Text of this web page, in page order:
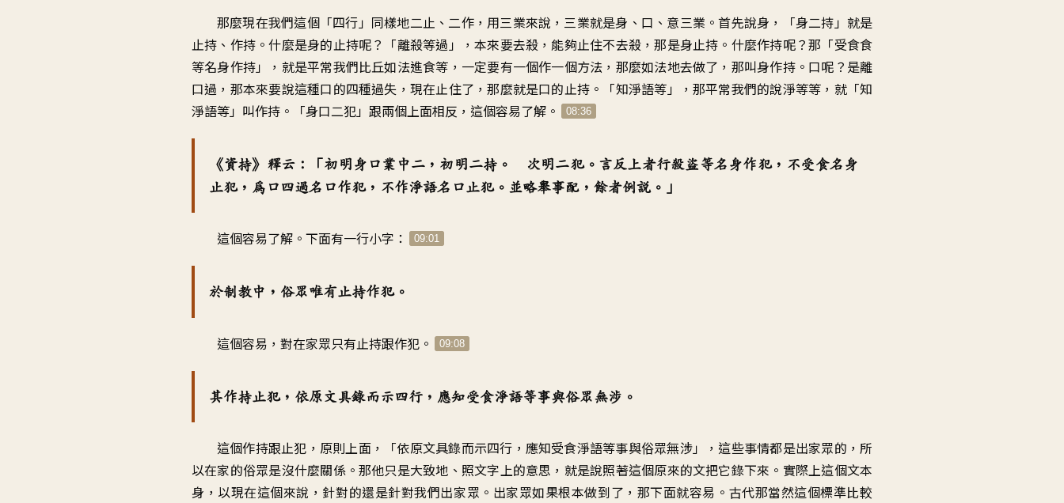
那麼現在我們這個「四行」同樣地二止、二作，用三業來說，三業就是身、口、意三業。首先說身，「身二持」就是
止持、作持。什麼是身的止持呢？「離殺等過」，本來要去殺，能夠止住不去殺，那是身止持。什麼作持呢？那「受食食
等名身作持」，就是平常我們比丘如法進食等，一定要有一個作一個方法，那麼如法地去做了，那叫身作持。口呢？是離
口過，那本來要說這種口的四種過失，現在止住了，那麼就是口的止持。「知淨語等」，那平常我們的說淨等等，就「知
淨語等」叫作持。「身口二犯」跟兩個上面相反，這個容易了解。
08:36
《資持》釋云：「初明身口業中二，初明二持。 次明二犯。言反上者行殺盜等名身作犯，不受食名身
止犯，為口四過名口作犯，不作淨語名口止犯。並略舉事配，餘者例說。」
這個容易了解。下面有一行小字： 09:01
於制教中，俗眾唯有止持作犯。
這個容易，對在家眾只有止持跟作犯。 09:08
其作持止犯，依原文具錄而示四行，應知受食淨語等事與俗眾無涉。
這個作持跟止犯，原則上面，「依原文具錄而示四行，應知受食淨語等事與俗眾無涉」，這些事情都是出家眾的，所
以在家的俗眾是沒什麼關係。那他只是大致地、照文字上的意思，就是說照著這個原來的文把它錄下來。實際上這個文本
身，以現在這個來說，針對的還是針對我們出家眾。出家眾如果根本做到了，那下面就容易。古代那當然這個標準比較